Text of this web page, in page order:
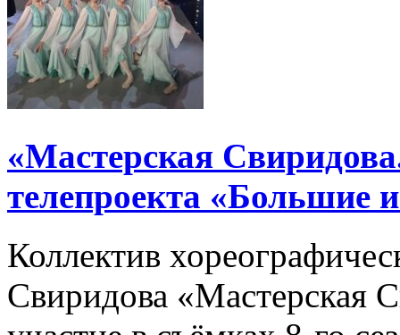
«Мастерская
телепроекта «Большие
Коллектив
Свиридова «Мастерская